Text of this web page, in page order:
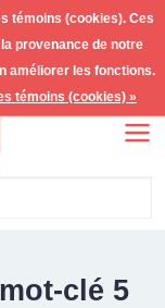
clé 5
témoins (cookies). Ces
provenance de notre
améliorer les fonctions.
témoins (cookies) »